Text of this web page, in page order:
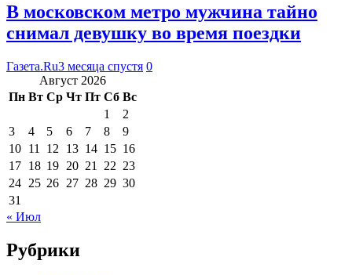
В московском метро мужчина тайно
снимал девушку во время поездки
Газета.Ru3 месяца спустя 0
Август 2026
Пн Вт Ср Чт Пт Сб Вс
1
2
3
4 5 6 7 8
9
10 11 12 13 14 15 16
17 18 19 20 21 22 23
24 25 26 27 28 29 30
31
« Июл
Рубрики